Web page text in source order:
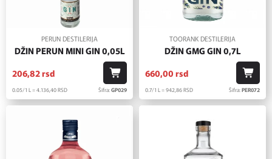
PERUN DESTILERIJA
DŽIN PERUN MINI GIN 0,05L
206,82rsd
0.05/1 L = 4.136,40RSD Šifra:GP029
TOORANK DESTILERIJA
DŽIN GMG GIN 0,7L
660,00 rsd
0.7/1 L = 942,86RSD Šifra:PER072